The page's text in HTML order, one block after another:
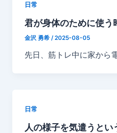
日常
君が身体のために使う
金沢 勇希 /2025-08-05
先日、筋トレ中に家から
日常
人の様子を気遣うとい